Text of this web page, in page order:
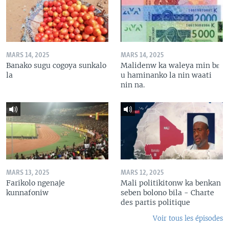
MARS 14, 2025
Banako sugu cogoya sunkalo
la
MARS 14, 2025
Malidenw ka waleya min bɛ
u haminanko la nin waati
nin na.
MARS 13, 2025
Farikolo ngenaje
kunnafoniw
MARS 12, 2025
Mali politikitonw ka benkan
seben bolono bila - Charte
des partis politique
Voir tous les épisodes